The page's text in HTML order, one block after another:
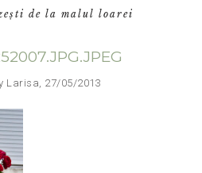
de la malul loarei
27/05/2013